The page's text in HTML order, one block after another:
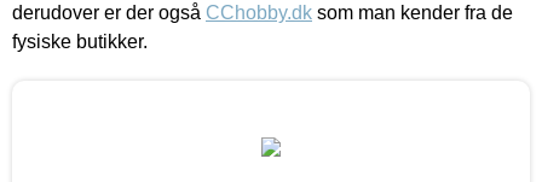
derudover er der også CChobby.dk som man kender fra de
fysiske butikker.